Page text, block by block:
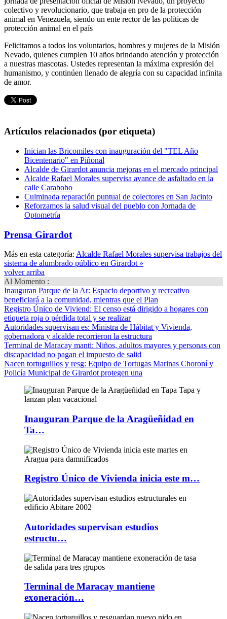
colectivo y revolucionario, que trabaja en pro de la protección
animal en Venezuela, siendo un ente rector de las políticas de
protección animal en el país
Felicitamos a todos los voluntarios, hombres y mujeres de la Misión
Nevado, quienes cumplen 10 años brindando atención y protección
a nuestras mascotas. Ustedes representan la máxima expresión del
humanismo, y continúen llenado de alegría con su capacidad infinita
de amor.
Artículos relacionados (por etiqueta)
Inician las Bricomiles con inauguración del "TEL Año
Bicentenario" en Piñonal
Alcalde de Girardot anuncia mejoras en el mercado principal
Alcalde Rafael Morales supervisa avance de asfaltado en la
calle Carabobo
Culminada reparación puntual de colectores en San Jacinto
Reforzamos la salud visual del pueblo con Jornada de
Optometría
Prensa Girardot
Más en esta categoría: Alcalde Rafael Morales supervisa trabajos del
sistema de alumbrado público en Girardot »
volver arriba
Al Momento :
Inauguran Parque de la Ar: Espacio deportivo y recreativo
beneficiará a la comunidad, mientras que el Plan
Registro Único de Viviend: El censo está dirigido a hogares con
etiqueta roja o pérdida total y se realizar
Autoridades supervisan es: Ministra de Hábitat y Vivienda,
gobernadora y alcalde recorrieron la estructura
Terminal de Maracay manti: Niños, adultos mayores y personas con
discapacidad no pagan el impuesto de salid
Nacen tortuguillos y resg: Equipo de Tortugas Marinas Choroní y
Policía Municipal de Girardot protegen una
Inauguran Parque de la Aragüeñidad en
Ta…
Registro Único de Vivienda inicia este m…
Autoridades supervisan estudios
estructu…
Terminal de Maracay mantiene
exoneración…